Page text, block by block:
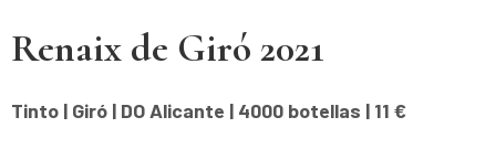
Renaix de Giró 2021
Tinto | Giró | DO Alicante | 4000 botellas | 11 €